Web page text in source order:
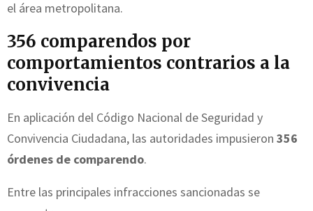
el área metropolitana.
356 comparendos por
comportamientos contrarios a la
convivencia
En aplicación del Código Nacional de Seguridad y
Convivencia Ciudadana, las autoridades impusieron 356
órdenes de comparendo.
Entre las principales infracciones sancionadas se